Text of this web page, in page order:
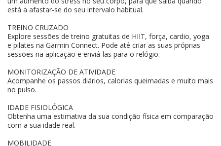
está a afastar-se do seu intervalo habitual.
TREINO CRUZADO
Explore sessões de treino gratuitas de HIIT, força, cardio, yoga
e pilates na Garmin Connect. Pode até criar as suas próprias
sessões na aplicação e enviá-las para o relógio.
MONITORIZAÇÃO DE ATIVIDADE
Acompanhe os passos diários, calorias queimadas e muito mais
no pulso.
IDADE FISIOLÓGICA
Obtenha uma estimativa da sua condição física em comparação
com a sua idade real.
MOBILIDADE